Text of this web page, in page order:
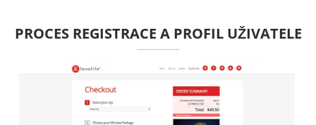
PROCES REGISTRACE A PROFIL UŽIVATELE